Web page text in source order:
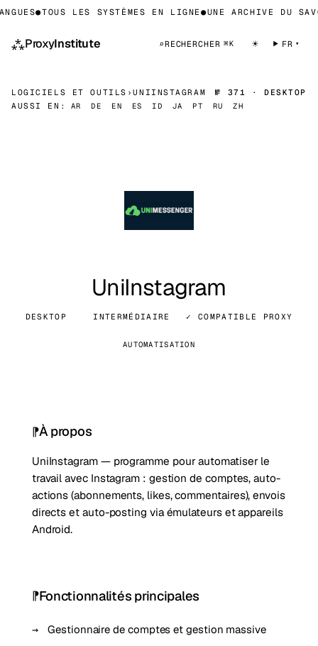
●TOUS LES SYSTÈMES EN LIGNE●UNE ARCHIVE DU
⁂ProxyInstitute ⌕RECHERCHER ⌘K ☀ FR
LOGICIELS ET OUTILS ›UNIINSTAGRAM
№ 371 · DESKTOP
AUSSI EN:
AR DE EN ES ID JA PT RU ZH
UniInstagram
DESKTOP INTERMÉDIAIRE ✓ COMPATIBLE PROXY
AUTOMATISATION
À propos
UniInstagram — programme pour automatiser le
travail avec Instagram : gestion de comptes, auto-
actions (abonnements, likes, commentaires), envois
directs et auto-posting via émulateurs et appareils
Android.
Fonctionnalités principales
Gestionnaire de comptes et gestion massive